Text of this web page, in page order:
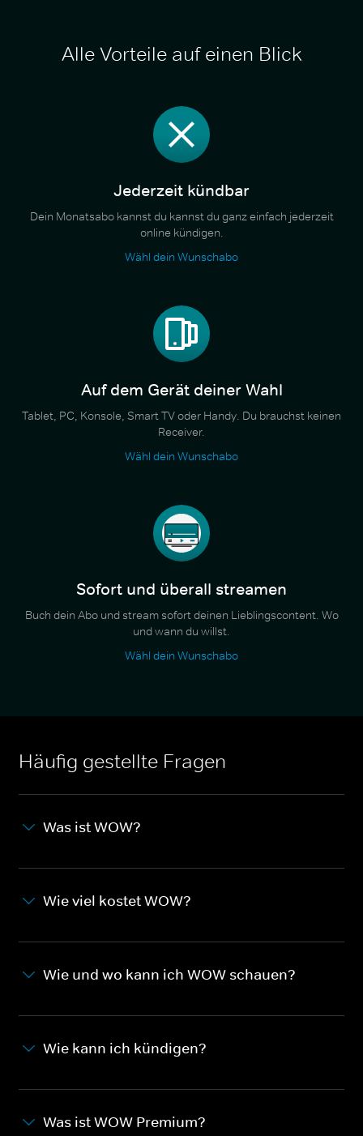
Alle Vorteile auf einen Blick
Jederzeit kündbar
Dein Monatsabo kannst du kannst du ganz einfach jederzeit
online kündigen.
Wähl dein Wunschabo
Auf dem Gerät deiner Wahl
Tablet, PC, Konsole, Smart TV oder Handy. Du brauchst keinen
Receiver.
Wähl dein Wunschabo
Sofort und überall streamen
Buch dein Abo und stream sofort deinen Lieblingscontent. Wo
und wann du willst.
Wähl dein Wunschabo
Häufig gestellte Fragen
Was ist WOW?
Wie viel kostet WOW?
Wie und wo kann ich WOW schauen?
Wie kann ich kündigen?
Was ist WOW Premium?